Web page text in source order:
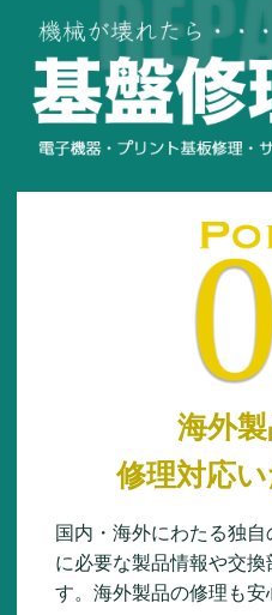
海外
修理対応い
国内・海外にわたる独
に必要な製品情報や交
す。海外製品の修理も安